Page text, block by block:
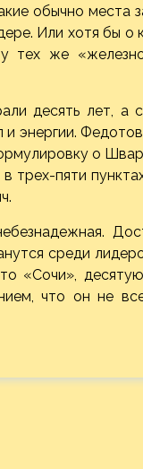
обычно места
Или хотя бы о
тех же
десять лет,
и энергии.
о
трех-пяти
среди
«Сочи»,
что он не